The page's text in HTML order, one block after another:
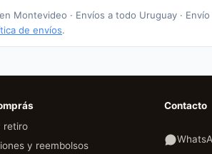
Montevideo · Envíos a todo Uruguay ·
de envíos.
retiro
y reembolsos
Contacto